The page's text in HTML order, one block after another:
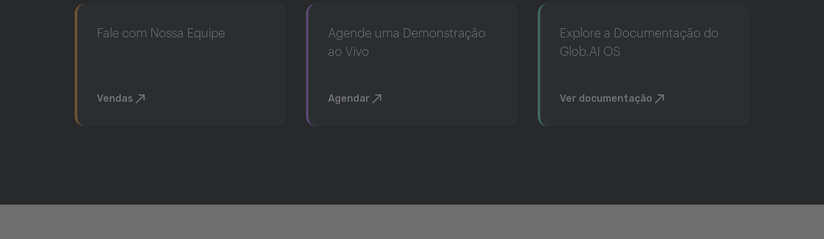
Fale com Nossa Equipe
Vendas
Agende uma Demonstração
ao Vivo
Agendar
Explore a Documentação do
Glob.AI OS
Ver documentação